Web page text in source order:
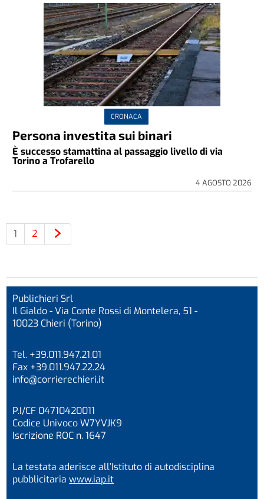
CRONACA
Persona investita sui binari
È successo stamattina al passaggio livello di via
Torino a Trofarello
4 AGOSTO 2026
1 2
Publichieri Srl
Il Gialdo - Via Conte Rossi di Montelera, 51 -
10023 Chieri (Torino)
Tel. +39.011.947.21.01
Fax +39.011.947.22.24
info@corrierechieri.it
P.I/CF 04710420011
Codice Univoco W7YVJK9
Iscrizione ROC n. 1647
La testata aderisce all’Istituto di autodisciplina
pubblicitariawww.iap.it